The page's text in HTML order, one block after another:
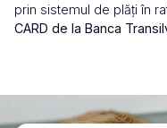
prin sistemul de plăți în
CARD de la Banca